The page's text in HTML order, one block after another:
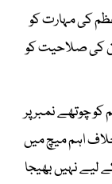
کی مہارت کو
ان کی صلاحیت کو
چوتھے نمبر پر
اہم میچ میں
لیے نہیں بھیجا